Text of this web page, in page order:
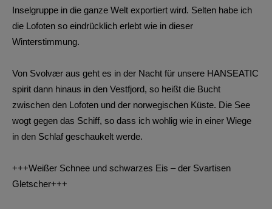
Inselgruppe in die ganze Welt exportiert wird. Selten habe ich
die Lofoten so eindrücklich erlebt wie in dieser
Winterstimmung.
Von Svolvær aus geht es in der Nacht für unsere HANSEATIC
spirit dann hinaus in den Vestfjord, so heißt die Bucht
zwischen den Lofoten und der norwegischen Küste. Die See
wogt gegen das Schiff, so dass ich wohlig wie in einer Wiege
in den Schlaf geschaukelt werde.
+++Weißer Schnee und schwarzes Eis – der Svartisen
Gletscher+++